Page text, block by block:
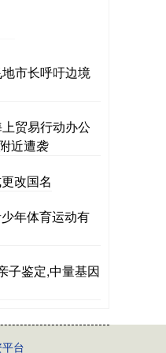
市长呼吁边境
贸易行动办公
近遭袭
改国名
年体育运动有
子鉴定,中量基因
台